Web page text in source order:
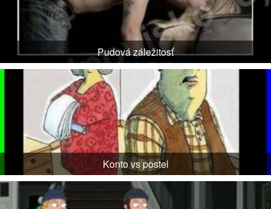
Pudová záležitosť
Konto vs postel